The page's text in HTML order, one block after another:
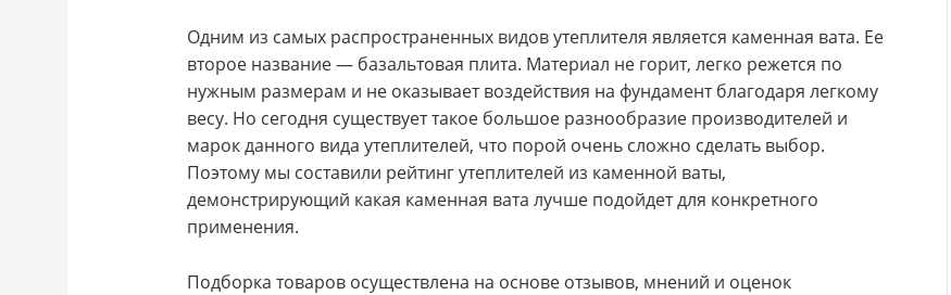
Одним из самых распространенных видов утеплителя является каменная вата. Ее
второе название — базальтовая плита. Материал не горит, легко режется по
нужным размерам и не оказывает воздействия на фундамент благодаря легкому
весу. Но сегодня существует такое большое разнообразие производителей и
марок данного вида утеплителей, что порой очень сложно сделать выбор.
Поэтому мы составили рейтинг утеплителей из каменной ваты,
демонстрирующий какая каменная вата лучше подойдет для конкретного
применения.
Подборка товаров осуществлена на основе отзывов, мнений и оценок